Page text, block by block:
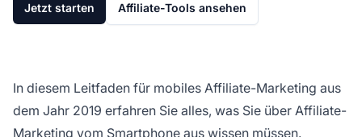
Jetzt starten Affiliate-Tools ansehen
In diesem Leitfaden für mobiles Affiliate-Marketing aus
dem Jahr 2019 erfahren Sie alles, was Sie über Affiliate-
Marketing vom Smartphone aus wissen müssen.